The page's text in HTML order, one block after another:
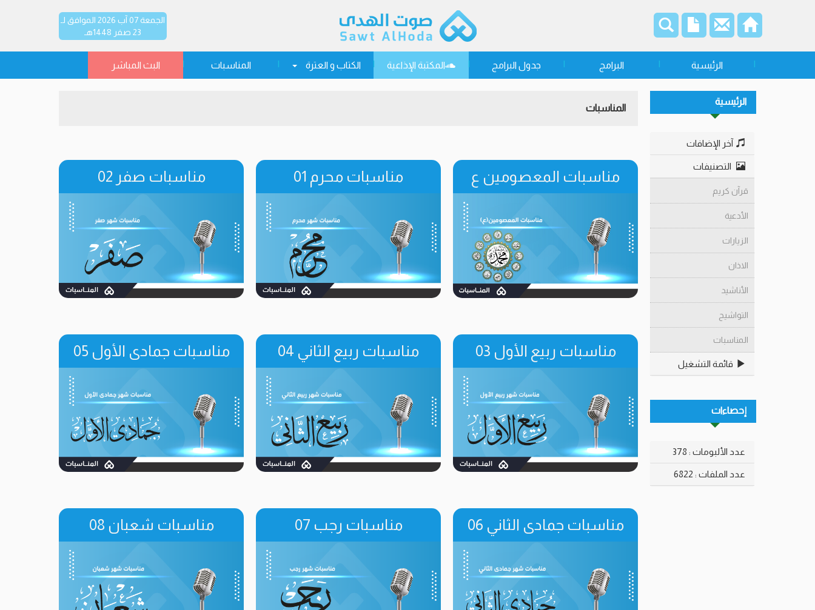
الجمعة 07 آب 2026 الموافق لـ
23 صفر 1448هـ
الرئيسية البرامج جدول البرامج المكتبة الإذاعية الكتاب و العترة المناسبات البث المباشر
الرئيسية
آخر الإضافات
التصنيفات
قرآن كريم
الأدعية
الزيارات
الاذان
الأناشيد
التواشيح
المناسبات
قائمة التشغيل
إحصاءات
عدد الألبومات : 378
عدد الملفات : 6822
المناسبات
مناسبات المعصومين ع مناسبات محرم 01 مناسبات صفر 02
مناسبات ربيع الأول 03 مناسبات ربيع الثاني 04 مناسبات جمادى الأول 05
مناسبات جمادى الثاني 06 مناسبات رجب 07 مناسبات شعبان 08